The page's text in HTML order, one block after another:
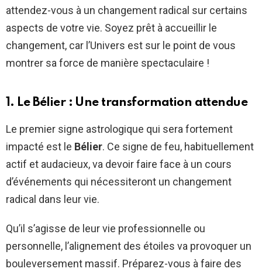
attendez-vous à un changement radical sur certains
aspects de votre vie. Soyez prêt à accueillir le
changement, car l’Univers est sur le point de vous
montrer sa force de manière spectaculaire !
1. Le Bélier : Une transformation attendue
Le premier signe astrologique qui sera fortement
impacté est le Bélier. Ce signe de feu, habituellement
actif et audacieux, va devoir faire face à un cours
d’événements qui nécessiteront un changement
radical dans leur vie.
Qu’il s’agisse de leur vie professionnelle ou
personnelle, l’alignement des étoiles va provoquer un
bouleversement massif. Préparez-vous à faire des